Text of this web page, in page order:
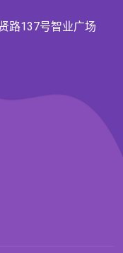
路137号智业广场